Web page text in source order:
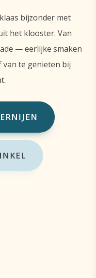
bijzonder met
het klooster. Van
— eerlijke smaken
van te genieten bij